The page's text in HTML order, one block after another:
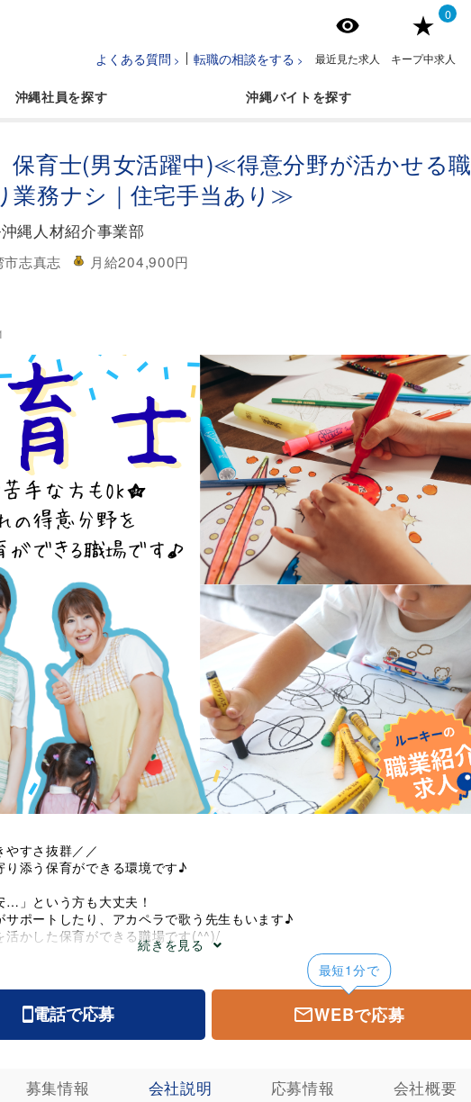
よくある質問 転職の相談をする 最近見た求人
0
キープ中求人
沖縄社員 沖縄バイト
保育士(男女活躍中)≪得意分野が活かせる職
業務ナシ｜住宅手当あり≫
縄人材紹介事業部
市志真志 月給204,900円
続きを見る
やすさ抜群／／
り添う保育ができる環境です♪
…」という方も大丈夫！
サポートしたり、アカペラで歌う先生もいます♪
活かした保育ができる職場です(^^)/
分担できるため、精神的負担も少なめ◎
回あり
3日間”あり♪旅行などでリフレッシュ◎
希望があれば異動の相談もOK
電話で応募
最短1分で
WEBで応募
募集情報 会社説明 応募情報 会社概要